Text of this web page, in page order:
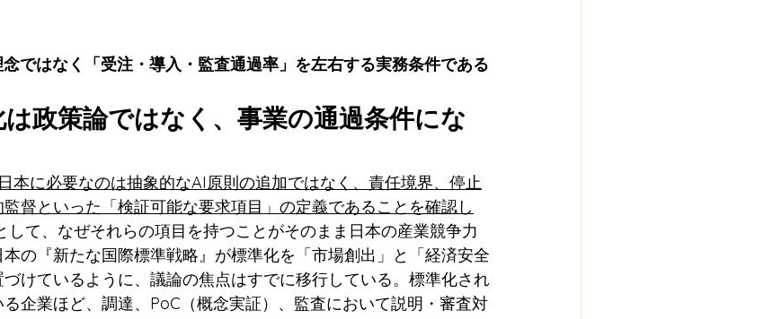
ではなく「受注・導入・監査通過率」を左右する実務条件である
政策論ではなく、事業の通過条件にな
本に必要なのは抽象的なAI原則の追加ではなく、責任境界、停止
督といった「検証可能な要求項目」の定義であることを確認し
して、なぜそれらの項目を持つことがそのまま日本の産業競争力
の『新たな国際標準戦略』が標準化を「市場創出」と「経済安全
けているように、議論の焦点はすでに移行している。標準化され
企業ほど、調達、PoC（概念実証）、監査において説明・審査対